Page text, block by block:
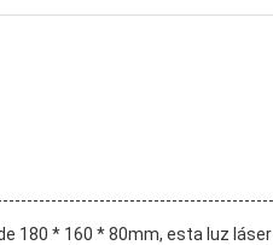
180 * 160 * 80mm, esta luz